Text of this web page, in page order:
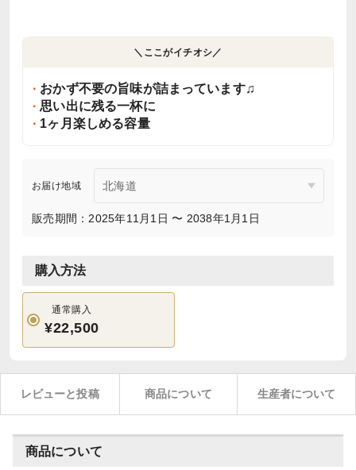
＼ここがイチオシ／
おかず不要の旨味が詰まっています♫
思い出に残る一杯に
1ヶ月楽しめる容量
お届け地域
販売期間：2025年11月1日 〜 2038年1月1日
購入方法
通常購入
¥22,500
レビューと投稿 商品について 生産者について
商品について